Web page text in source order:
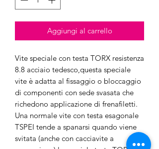
Aggiungi al carrello
Vite speciale con testa TORX resistenza
8.8 acciaio tedesco,questa speciale
vite è adatta al fissaggio o bloccaggio
di componenti con sede svasata che
richedono applicazione di frenafiletti.
Una normale vite con testa esagonale
TSPEI tende a spanarsi quando viene
svitata (anche con cacciavite a